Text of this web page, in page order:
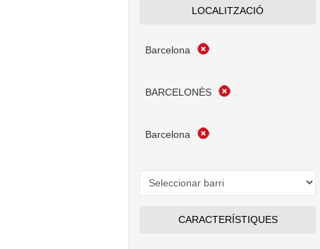
LOCALITZACIÓ
Barcelona
BARCELONÈS
Barcelona
CARACTERÍSTIQUES